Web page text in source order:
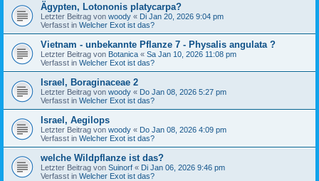
Ägypten, Lotononis platycarpa?
Letzter Beitrag von woody « Di Jan 20, 2026 9:04 pm
Verfasst in Welcher Exot ist das?
Vietnam - unbekannte Pflanze 7 - Physalis angulata ?
Letzter Beitrag von Botanica « Sa Jan 10, 2026 11:08 pm
Verfasst in Welcher Exot ist das?
Israel, Boraginaceae 2
Letzter Beitrag von woody « Do Jan 08, 2026 5:27 pm
Verfasst in Welcher Exot ist das?
Israel, Aegilops
Letzter Beitrag von woody « Do Jan 08, 2026 4:09 pm
Verfasst in Welcher Exot ist das?
welche Wildpflanze ist das?
Letzter Beitrag von Suinorf « Di Jan 06, 2026 9:46 pm
Verfasst in Welcher Exot ist das?